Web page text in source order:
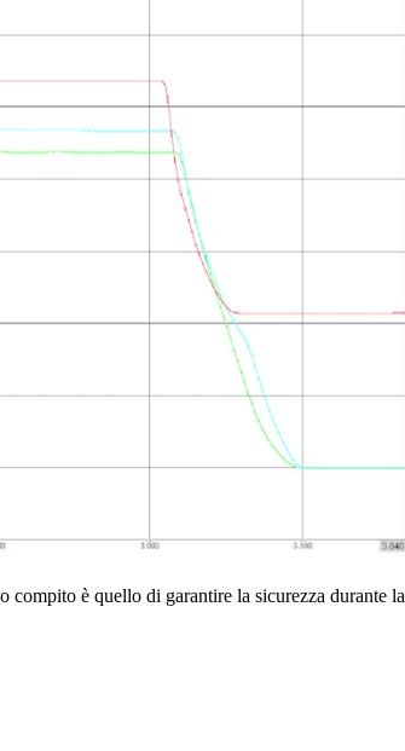
è quello di garantire la sicurezza durante la